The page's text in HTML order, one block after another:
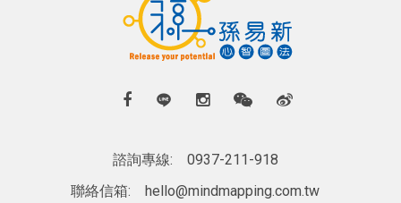
諮詢專線:
0937-211-918
聯絡信箱:
hello@mindmapping.com.tw